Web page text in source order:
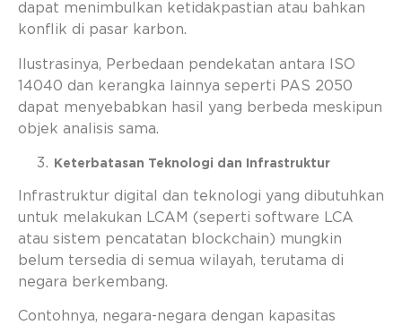
dapat menimbulkan ketidakpastian atau bahkan
konflik di pasar karbon.
Ilustrasinya, Perbedaan pendekatan antara ISO
14040 dan kerangka lainnya seperti PAS 2050
dapat menyebabkan hasil yang berbeda meskipun
objek analisis sama.
Keterbatasan Teknologi dan Infrastruktur
Infrastruktur digital dan teknologi yang dibutuhkan
untuk melakukan LCAM (seperti software LCA
atau sistem pencatatan blockchain) mungkin
belum tersedia di semua wilayah, terutama di
negara berkembang.
Contohnya, negara-negara dengan kapasitas